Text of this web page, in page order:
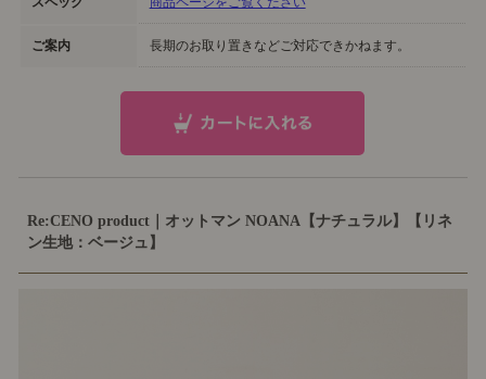
ご案内 長期のお取り置きなどご対応できかねます。
Re:CENO product｜オットマン NOANA【ナチュラル】【リネ
ン生地：ベージュ】